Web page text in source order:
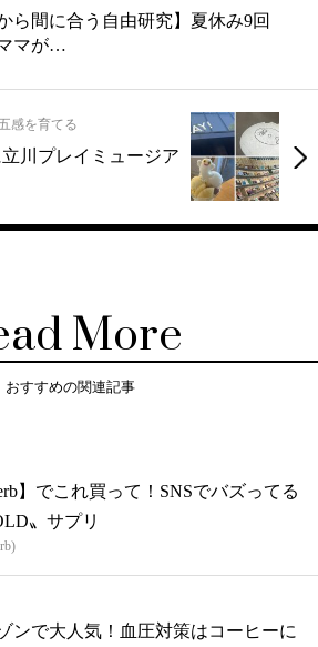
ら間に合う自由研究】夏休み9回
マが…
感を育てる
川プレイミュージア
More
おすすめの関連記事
】でこれ買って！SNSでバズってる
〟サプリ
ンで大人気！血圧対策はコーヒーに